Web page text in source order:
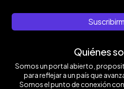
Quiénes
Somos un portal abierto,
para reflejar a un país que
Somos el punto de conexión con